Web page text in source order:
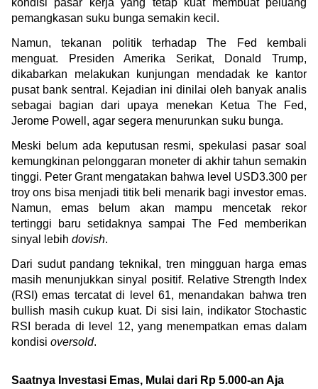
kondisi pasar kerja yang tetap kuat membuat peluang
pemangkasan suku bunga semakin kecil.
Namun, tekanan politik terhadap The Fed kembali
menguat. Presiden Amerika Serikat, Donald Trump,
dikabarkan melakukan kunjungan mendadak ke kantor
pusat bank sentral. Kejadian ini dinilai oleh banyak analis
sebagai bagian dari upaya menekan Ketua The Fed,
Jerome Powell, agar segera menurunkan suku bunga.
Meski belum ada keputusan resmi, spekulasi pasar soal
kemungkinan pelonggaran moneter di akhir tahun semakin
tinggi. Peter Grant mengatakan bahwa level USD3.300 per
troy ons bisa menjadi titik beli menarik bagi investor emas.
Namun, emas belum akan mampu mencetak rekor
tertinggi baru setidaknya sampai The Fed memberikan
sinyal lebih dovish.
Dari sudut pandang teknikal, tren mingguan harga emas
masih menunjukkan sinyal positif. Relative Strength Index
(RSI) emas tercatat di level 61, menandakan bahwa tren
bullish masih cukup kuat. Di sisi lain, indikator Stochastic
RSI berada di level 12, yang menempatkan emas dalam
kondisi oversold.
Saatnya Investasi Emas, Mulai dari Rp 5.000-an Aja